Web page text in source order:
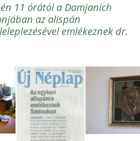
11 órától a Damjanich
az alispán
emlékeznek dr.